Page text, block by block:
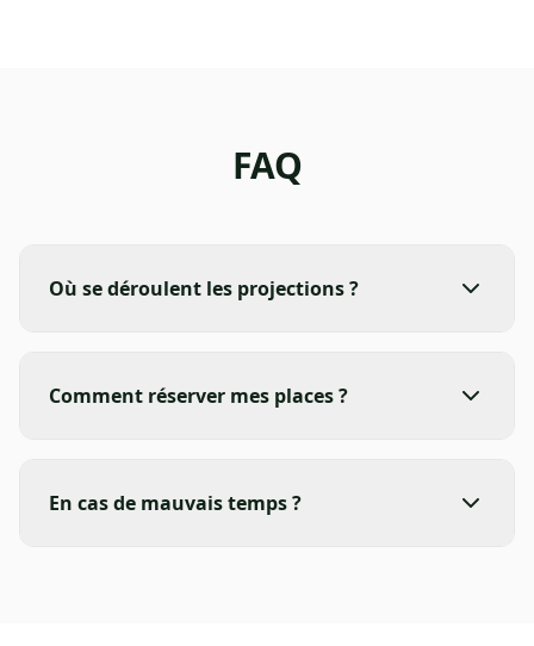
FAQ
Où se déroulent les projections ?
Comment réserver mes places ?
En cas de mauvais temps ?